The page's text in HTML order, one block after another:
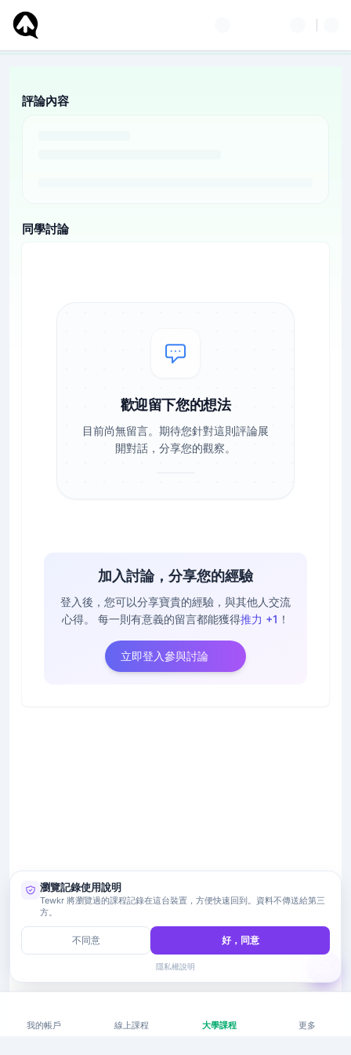
評論內容
同學討論
歡迎留下您的想法
目前尚無留言。期待您針對這則評論展
開對話，分享您的觀察。
加入討論，分享您的經驗
登入後，您可以分享寶貴的經驗，與其他人交流
心得。
每一則有意義的留言都能獲得推力 +1 ！
立即登入參與討論
我的帳戶 線上課程 大學課程 更多
瀏覽記錄使用說明
Tewkr 將瀏覽過的課程記錄在這台裝置，方便快速回到。資料不傳送給第三
方。
不同意 好，同意
隱私權說明